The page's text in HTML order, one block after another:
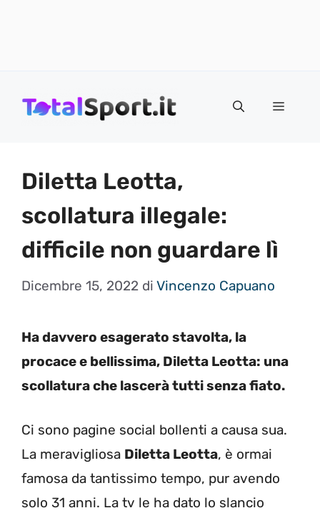
MENU
Diletta Leotta,
scollatura illegale:
difficile non guardare lì
Dicembre 15, 2022 di Vincenzo Capuano
Ha davvero esagerato stavolta, la
procace e bellissima, Diletta Leotta: una
scollatura che lascerà tutti senza fiato.
Ci sono pagine social bollenti a causa sua.
La meravigliosa Diletta Leotta, è ormai
famosa da tantissimo tempo, pur avendo
solo 31 anni. La tv le ha dato lo slancio